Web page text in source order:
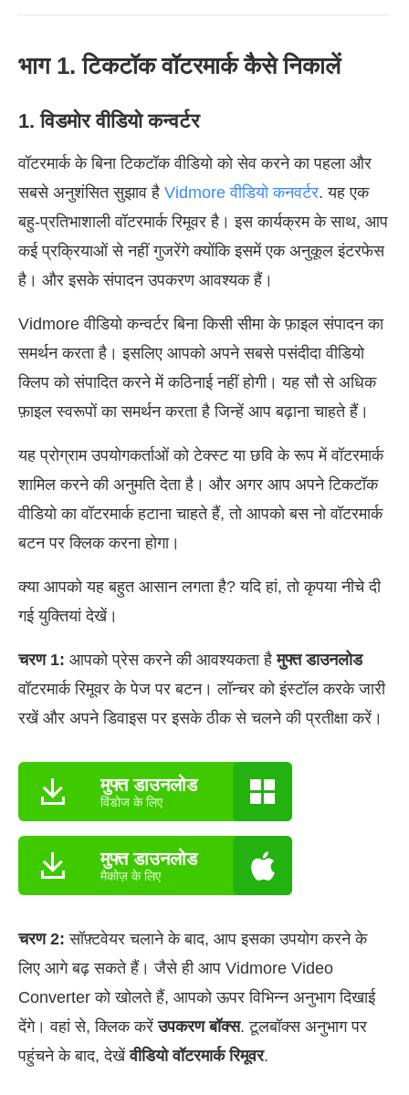
भाग 1. टिकटॉक वॉटरमार्क कैसे निकालें
1. विडमोर वीडियो कन्वर्टर
वॉटरमार्क के बिना टिकटॉक वीडियो को सेव करने का पहला और
सबसे अनुशंसित सुझाव है Vidmore वीडियो कनवर्टर. यह एक
बहु-प्रतिभाशाली वॉटरमार्क रिमूवर है। इस कार्यक्रम के साथ, आप
कई प्रक्रियाओं से नहीं गुजरेंगे क्योंकि इसमें एक अनुकूल इंटरफेस
है। और इसके संपादन उपकरण आवश्यक हैं।
Vidmore वीडियो कन्वर्टर बिना किसी सीमा के फ़ाइल संपादन का
समर्थन करता है। इसलिए आपको अपने सबसे पसंदीदा वीडियो
क्लिप को संपादित करने में कठिनाई नहीं होगी। यह सौ से अधिक
फ़ाइल स्वरूपों का समर्थन करता है जिन्हें आप बढ़ाना चाहते हैं।
यह प्रोग्राम उपयोगकर्ताओं को टेक्स्ट या छवि के रूप में वॉटरमार्क
शामिल करने की अनुमति देता है। और अगर आप अपने टिकटॉक
वीडियो का वॉटरमार्क हटाना चाहते हैं, तो आपको बस नो वॉटरमार्क
बटन पर क्लिक करना होगा।
क्या आपको यह बहुत आसान लगता है? यदि हां, तो कृपया नीचे दी
गई युक्तियां देखें।
चरण 1: आपको प्रेस करने की आवश्यकता हैमुफ्त डाउनलोड
वॉटरमार्क रिमूवर के पेज पर बटन। लॉन्चर को इंस्टॉल करके जारी
रखें और अपने डिवाइस पर इसके ठीक से चलने की प्रतीक्षा करें।
मुफ्त डाउनलोड
विंडोज के लिए
मुफ्त डाउनलोड
मैकोज़ के लिए
चरण 2: सॉफ़्टवेयर चलाने के बाद, आप इसका उपयोग करने के
लिए आगे बढ़ सकते हैं। जैसे ही आप Vidmore Video
Converter को खोलते हैं, आपको ऊपर विभिन्न अनुभाग दिखाई
देंगे। वहां से, क्लिक करेंउपकरण बॉक्स. टूलबॉक्स अनुभाग पर
पहुंचने के बाद, देखेंवीडियो वॉटरमार्क रिमूवर.